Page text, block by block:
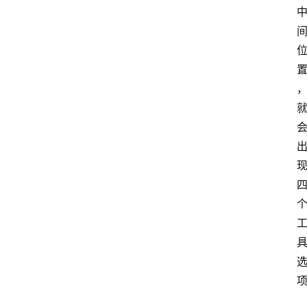
中
间
位
置
，
就
会
出
现
四
个
工
具
选
项